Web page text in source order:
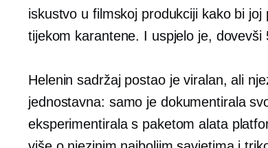
iskustvo u filmskoj produkciji kako bi joj
tijekom karantene. I uspjelo je, dovevši
Helenin sadržaj postao je viralan, ali
jednostavna: samo je dokumentirala
eksperimentirala s paketom alata